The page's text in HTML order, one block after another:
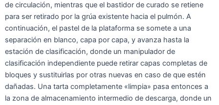
de circulación, mientras que el bastidor de curado se retiene
para ser retirado por la grúa existente hacia el pulmón. A
continuación, el pastel de la plataforma se somete a una
separación en blanco, capa por capa, y avanza hasta la
estación de clasificación, donde un manipulador de
clasificación independiente puede retirar capas completas de
bloques y sustituirlas por otras nuevas en caso de que estén
dañadas. Una tarta completamente «limpia» pasa entonces a
la zona de almacenamiento intermedio de descarga, donde un